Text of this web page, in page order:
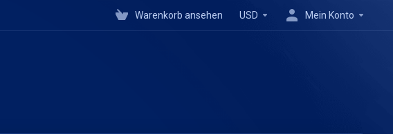
Warenkorb ansehen USD Mein Konto